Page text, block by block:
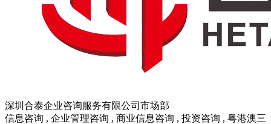
深圳合泰企业咨询服务有限公司市场部
信息咨询 , 企业管理咨询 , 商业信息咨询 , 投资咨询 , 粤港澳三